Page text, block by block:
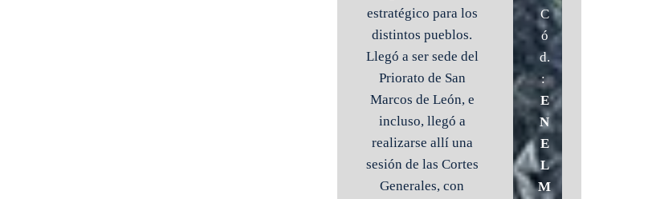
estratégico para los
distintos pueblos.
Llegó a ser sede del
Priorato de San
Marcos de León, e
incluso, llegó a
realizarse allí una
sesión de las Cortes
Generales, con
C
ó
d.
:
E
N
E
L
M